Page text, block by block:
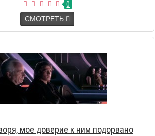
0
СМОТРЕТЬ
мое доверие к ним подорвано